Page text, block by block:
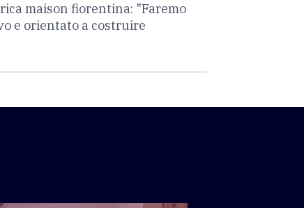
maison fiorentina: "Faremo
e orientato a costruire